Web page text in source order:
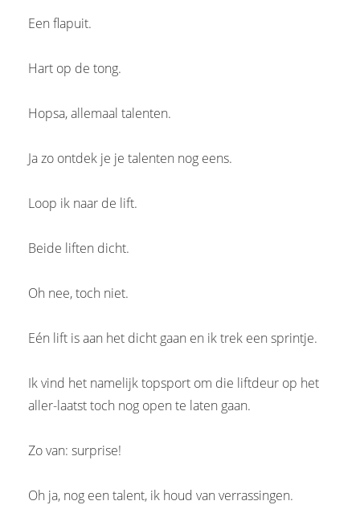
Een flapuit.
Hart op de tong.
Hopsa, allemaal talenten.
Ja zo ontdek je je talenten nog eens.
Loop ik naar de lift.
Beide liften dicht.
Oh nee, toch niet.
Eén lift is aan het dicht gaan en ik trek een sprintje.
Ik vind het namelijk topsport om die liftdeur op het
aller-laatst toch nog open te laten gaan.
Zo van: surprise!
Oh ja, nog een talent, ik houd van verrassingen.